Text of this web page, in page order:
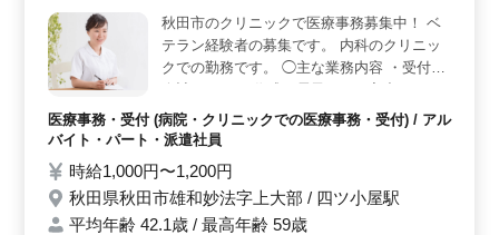
く待遇面も整った職場＞ 勤務地は泉外旭川駅から徒歩
圏内にあり、車通勤も可能で通勤しやすい環境です。交
通費は実費支給（上限なし）、各種保険完備と待遇面も
整っており、長期的に勤務しやすい職場です。
秋田市のクリニックで医療事務募集中！ ベ
テラン経験者の募集です。 内科のクリニッ
クでの勤務です。 ◯主な業務内容 ・受付、
プト業務 ・診療補助業務 シニア世代のベテ
ランスタッフも活躍中です。 アットホーム
医療事務・受付 (病院・クリニックでの医療事務・受付) / アル
バイト・パート・派遣社員
時給1,000円〜1,200円
秋田県秋田市雄和妙法字上大部 / 四ツ小屋駅
平均年齢 42.1歳 / 最高年齢 59歳